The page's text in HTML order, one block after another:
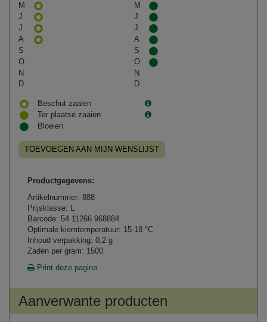
M
M
J
J
J
J
A
A
S
S
O
O
N
N
D
D
Beschut zaaien
Ter plaatse zaaien
Bloeien
TOEVOEGEN AAN MIJN WENSLIJST
Productgegevens:
Artikelnummer: 888
Prijsklasse: L
Barcode: 54 11266 968884
Optimale kiemtemperatuur: 15-18 °C
Inhoud verpakking: 0,2 g
Zaden per gram: 1500
Print deze pagina
Aanverwante producten